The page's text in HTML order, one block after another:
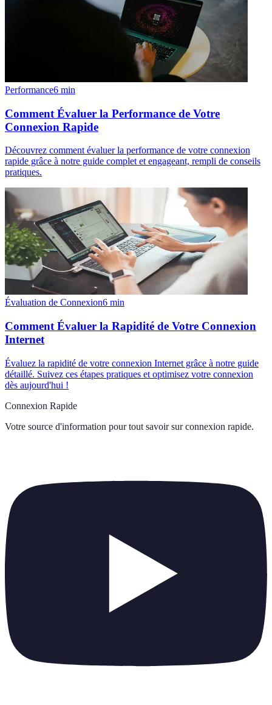
Performance6 min
Comment Évaluer la Performance de Votre
Connexion Rapide
Découvrez comment évaluer la performance de votre connexion
rapide grâce à notre guide complet et engageant, rempli de conseils
pratiques.
Évaluation de Connexion6 min
Comment Évaluer la Rapidité de Votre Connexion
Internet
Évaluez la rapidité de votre connexion Internet grâce à notre guide
détaillé. Suivez ces étapes pratiques et optimisez votre connexion
dès aujourd'hui !
Connexion Rapide
Votre source d'information pour tout savoir sur connexion rapide.